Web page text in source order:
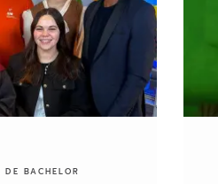
DE BACHELOR